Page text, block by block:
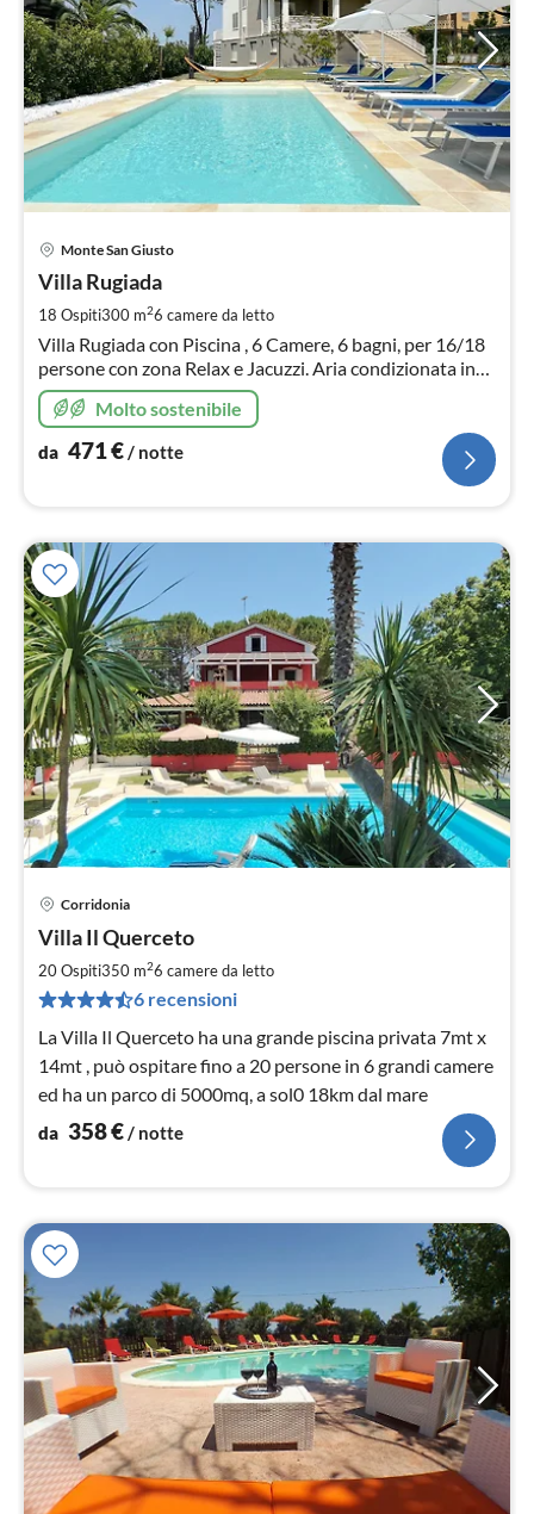
Monte San Giusto
Villa Rugiada
18 Ospiti300 m26 camere da letto
Villa Rugiada con Piscina , 6 Camere, 6 bagni, per 16/18
persone con zona Relax e Jacuzzi. Aria condizionata in
tutta la casa, parcheggio privato , a pochi passi dal
centro abitatoMolto sostenibile
da 471€/ notte
Corridonia
Villa Il Querceto
20 Ospiti350 m26 camere da letto
6 recensioni
La Villa Il Querceto ha una grande piscina privata 7mt x
14mt , può ospitare fino a 20 persone in 6 grandi camere
ed ha un parco di 5000mq, a sol0 18km dal mare
da 358€/ notte